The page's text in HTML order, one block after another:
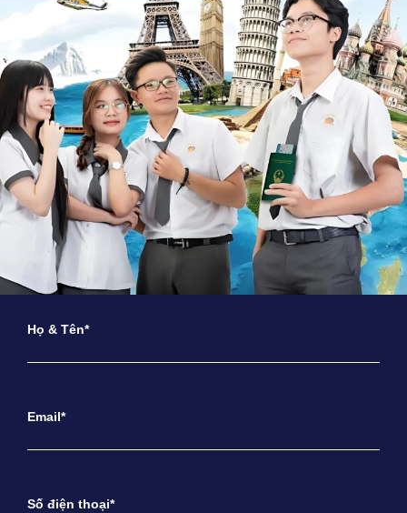
Họ & Tên*
Email*
Số điện thoại*